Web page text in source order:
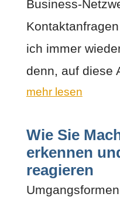
Business-
ich immer
denn, auf diese
mehr lesen
Wie Sie
erkennen
reagieren